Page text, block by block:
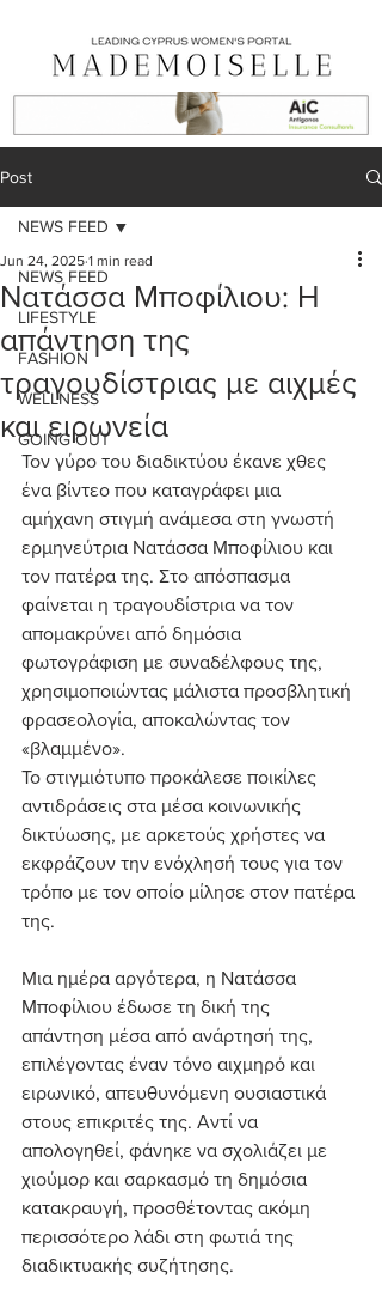
Post
NEWS FEED
LIFESTYLE
FASHION
WELLNESS
GOING OUT
NEWS FEED
Νατάσσα Μποφίλιου: Η
απάντηση της
τραγουδίστριας με αιχμές
και ειρωνεία
Jun 24, 2025 1 min read
Τον γύρο του διαδικτύου έκανε χθες
ένα βίντεο που καταγράφει μια
αμήχανη στιγμή ανάμεσα στη γνωστή
ερμηνεύτρια Νατάσσα Μποφίλιου και
τον πατέρα της. Στο απόσπασμα
φαίνεται η τραγουδίστρια να τον
απομακρύνει από δημόσια
φωτογράφιση με συναδέλφους της,
χρησιμοποιώντας μάλιστα προσβλητική
φρασεολογία, αποκαλώντας τον
«βλαμμένο».
Το στιγμιότυπο προκάλεσε ποικίλες
αντιδράσεις στα μέσα κοινωνικής
δικτύωσης, με αρκετούς χρήστες να
εκφράζουν την ενόχλησή τους για τον
τρόπο με τον οποίο μίλησε στον πατέρα
της.
Μια ημέρα αργότερα, η Νατάσσα
Μποφίλιου έδωσε τη δική της
απάντηση μέσα από ανάρτησή της,
επιλέγοντας έναν τόνο αιχμηρό και
ειρωνικό, απευθυνόμενη ουσιαστικά
στους επικριτές της. Αντί να
απολογηθεί, φάνηκε να σχολιάζει με
χιούμορ και σαρκασμό τη δημόσια
κατακραυγή, προσθέτοντας ακόμη
περισσότερο λάδι στη φωτιά της
διαδικτυακής συζήτησης.